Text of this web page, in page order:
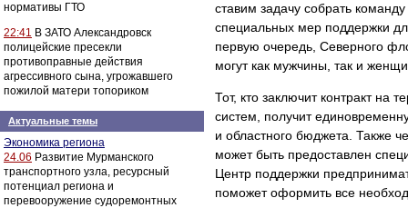
нормативы ГТО
22:41 В ЗАТО Александровск
полицейские пресекли
противоправные действия
агрессивного сына, угрожавшего
пожилой матери топориком
Актуальные темы
Экономика региона
24.06 Развитие Мурманского
транспортного узла, ресурсный
потенциал региона и
перевооружение судоремонтных
ставим задачу собрать
специальных мер поддержки
первую очередь, Северного
могут как мужчины, так и
Тот, кто заключит контракт на
систем, получит
и областного бюджета. Также
может быть предоставлен
Центр поддержки
поможет оформить все